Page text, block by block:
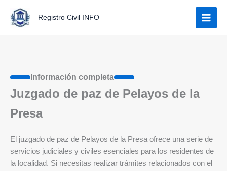
contenido
Registro Civil INFO
Información completa
Juzgado de paz de Pelayos de la
Presa
El juzgado de paz de Pelayos de la Presa ofrece una serie de
servicios judiciales y civiles esenciales para los residentes de
la localidad. Si necesitas realizar trámites relacionados con el